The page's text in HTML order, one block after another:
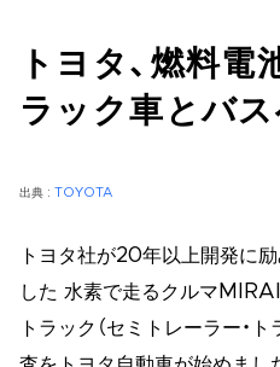
トヨタ、燃料電
ラック車とバ
出典 : TOYOTA
トヨタ社が20年以上開発に
した 水素で走るクルマMIRAI
トラック（セミトレーラー・